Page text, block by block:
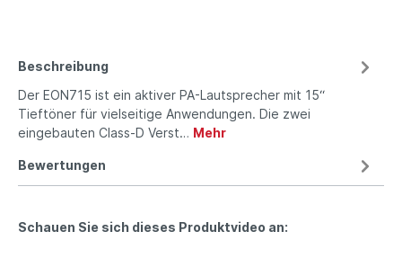
Beschreibung
Der EON715 ist ein aktiver PA-Lautsprecher mit 15“
Tieftöner für vielseitige Anwendungen. Die zwei
eingebauten Class-D Verst… Mehr
Bewertungen
Schauen Sie sich dieses Produktvideo an: